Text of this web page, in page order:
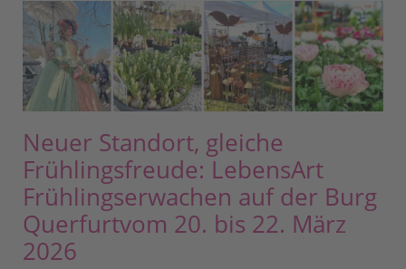
Neuer Standort, gleiche
Frühlingsfreude: LebensArt
Frühlingserwachen auf der Burg
Querfurtvom 20. bis 22. März
2026